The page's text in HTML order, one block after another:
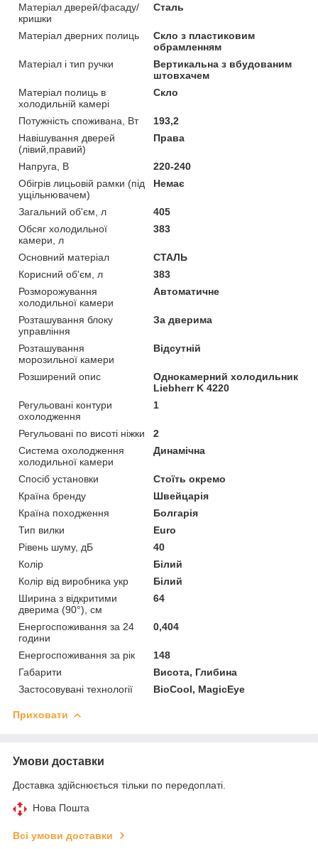
Матеріал дверей/фасаду/
кришки
Сталь
Матеріал дверних полиць
Скло з пластиковим
обрамленням
Матеріал і тип ручки
Вертикальна з вбудованим
штовхачем
Матеріал полиць в
холодильній камері
Скло
Потужність споживана, Вт
193,2
Навішування дверей
(лівий,правий)
Права
Напруга, В
220-240
Обігрів лицьовій рамки (під
ущільнювачем)
Немає
Загальний об'єм, л
405
Обсяг холодильної
камери, л
383
Основний матеріал
СТАЛЬ
Корисний об'єм, л
383
Розморожування
холодильної камери
Автоматичне
Розташування блоку
управління
За дверима
Розташування
морозильної камери
Відсутній
Розширений опис
Однокамерний холодильник
Liebherr K 4220
Регульовані контури
охолодження
1
Регульовані по висоті ніжки
2
Система охолодження
холодильної камери
Динамічна
Спосіб установки
Стоїть окремо
Країна бренду
Швейцарія
Країна походження
Болгарія
Тип вилки
Euro
Рівень шуму, дБ
40
Колір
Білий
Колір від виробника укр
Білий
Ширина з відкритими
дверима (90°), см
64
Енергоспоживання за 24
години
0,404
Енергоспоживання за рік
148
Габарити
Висота, Глибина
Застосовувані технології
BioCool, MagicEye
Приховати
Умови доставки
Доставка здійснюється тільки по передоплаті.
Нова Пошта
Всі умови доставки